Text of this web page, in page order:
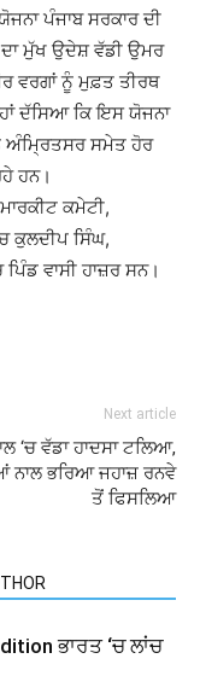
ਪੰਜਾਬ ਸਰਕਾਰ ਦੀ
ਮੁੱਖ ਉਦੇਸ਼ ਵੱਡੀ ਉਮਰ
ਵਰਗਾਂ ਨੂੰ ਮੁਫ਼ਤ ਤੀਰਥ
ਦੱਸਿਆ ਕਿ ਇਸ ਯੋਜਨਾ
ਅੰਮ੍ਰਿਤਸਰ ਸਮੇਤ ਹੋਰ
ਹਨ।
ਕਮੇਟੀ,
ਕੁਲਦੀਪ ਸਿੰਘ,
ਵਾਸੀ ਹਾਜ਼ਰ ਸਨ।
Next article
‘ਚ ਵੱਡਾ ਹਾਦਸਾ ਟਲਿਆ,
ਨਾਲ ਭਰਿਆ ਜਹਾਜ਼ ਰਨਵੇ
ਤੋਂ ਫਿਸਲਿਆ
ਭਾਰਤ ‘ਚ ਲਾਂਚ